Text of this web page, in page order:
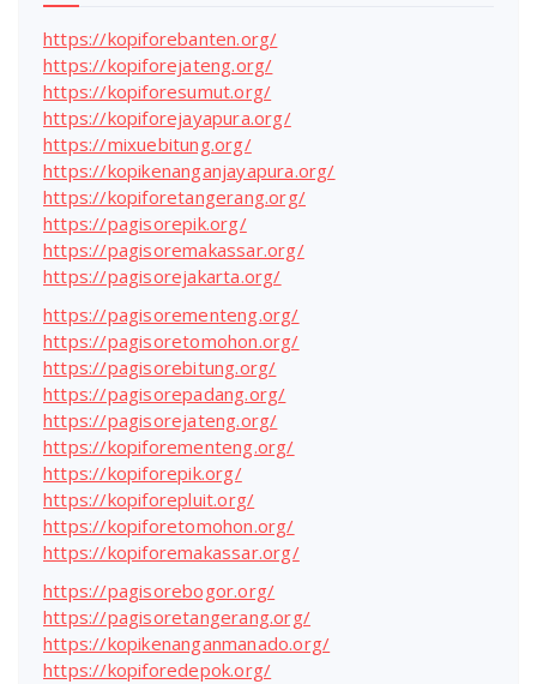
https://kopiforebanten.org/
https://kopiforejateng.org/
https://kopiforesumut.org/
https://kopiforejayapura.org/
https://mixuebitung.org/
https://kopikenanganjayapura.org/
https://kopiforetangerang.org/
https://pagisorepik.org/
https://pagisoremakassar.org/
https://pagisorejakarta.org/
https://pagisorementeng.org/
https://pagisoretomohon.org/
https://pagisorebitung.org/
https://pagisorepadang.org/
https://pagisorejateng.org/
https://kopiforementeng.org/
https://kopiforepik.org/
https://kopiforepluit.org/
https://kopiforetomohon.org/
https://kopiforemakassar.org/
https://pagisorebogor.org/
https://pagisoretangerang.org/
https://kopikenanganmanado.org/
https://kopiforedepok.org/